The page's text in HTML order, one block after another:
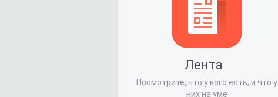
Лента
Посмотрите, что у кого есть, и что у
них на уме